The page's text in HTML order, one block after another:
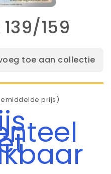
159
toe aan collectie
prijs)